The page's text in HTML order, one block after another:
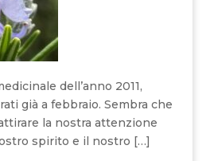
dell’anno 2011,
già a febbraio. Sembra che
la nostra attenzione
spirito e il nostro […]